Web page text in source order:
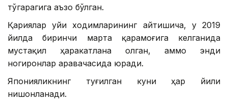
тўгарагига аъзо бўлган.
Қариялар уйи ходимларининг айтишича, у 2019
йилда биринчи марта қарамоғига келганида
мустақил ҳаракатлана олган, аммо энди
ногиронлар аравачасида юради.
Японияликнинг туғилган куни ҳар йили
нишонланади.